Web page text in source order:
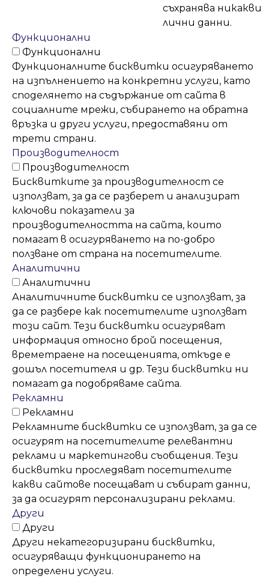
съхранява никакви
лични данни.
Функционални
Функционални
Функционалните бисквитки осигуряването
на изпълнението на конкретни услуги, като
споделянето на съдържание от сайта в
социалните мрежи, събирането на обратна
връзка и други услуги, предоставяни от
трети страни.
Производителност
Производителност
Бисквитките за производителност се
използват, за да се разберет и анализират
ключови показатели за
производителността на сайта, които
помагат в осигуряването на по-добро
ползване от страна на посетителите.
Аналитични
Аналитични
Аналитичните бисквитки се използват, за
да се разбере как посетителите използват
този сайт. Тези бисквитки осигуряват
информация относно брой посещения,
времетраене на посещенията, откъде е
дошъл посетителя и др. Тези бисквитки ни
помагат да подобряваме сайта.
Рекламни
Рекламни
Рекламните бисквитки се използват, за да се
осигурят на посетителите релевантни
реклами и маркетингови съобщения. Тези
бисквитки проследяват посетителите
какви сайтове посещават и събират данни,
за да осигурят персонализирани реклами.
Други
Други
Други некатегоризирани бисквитки,
осигуряващи функционирането на
определени услуги.